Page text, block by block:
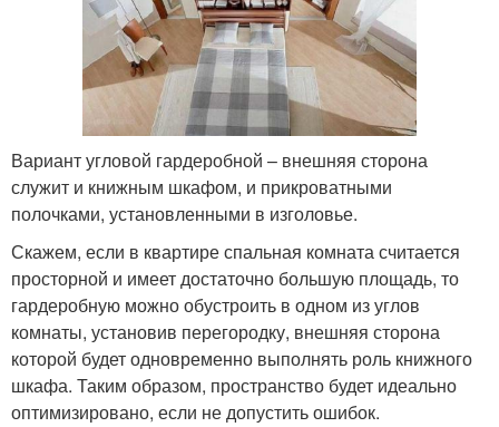
Вариант угловой гардеробной – внешняя сторона
служит и книжным шкафом, и прикроватными
полочками, установленными в изголовье.
Скажем, если в квартире спальная комната считается
просторной и имеет достаточно большую площадь, то
гардеробную можно обустроить в одном из углов
комнаты, установив перегородку, внешняя сторона
которой будет одновременно выполнять роль книжного
шкафа. Таким образом, пространство будет идеально
оптимизировано, если не допустить ошибок.